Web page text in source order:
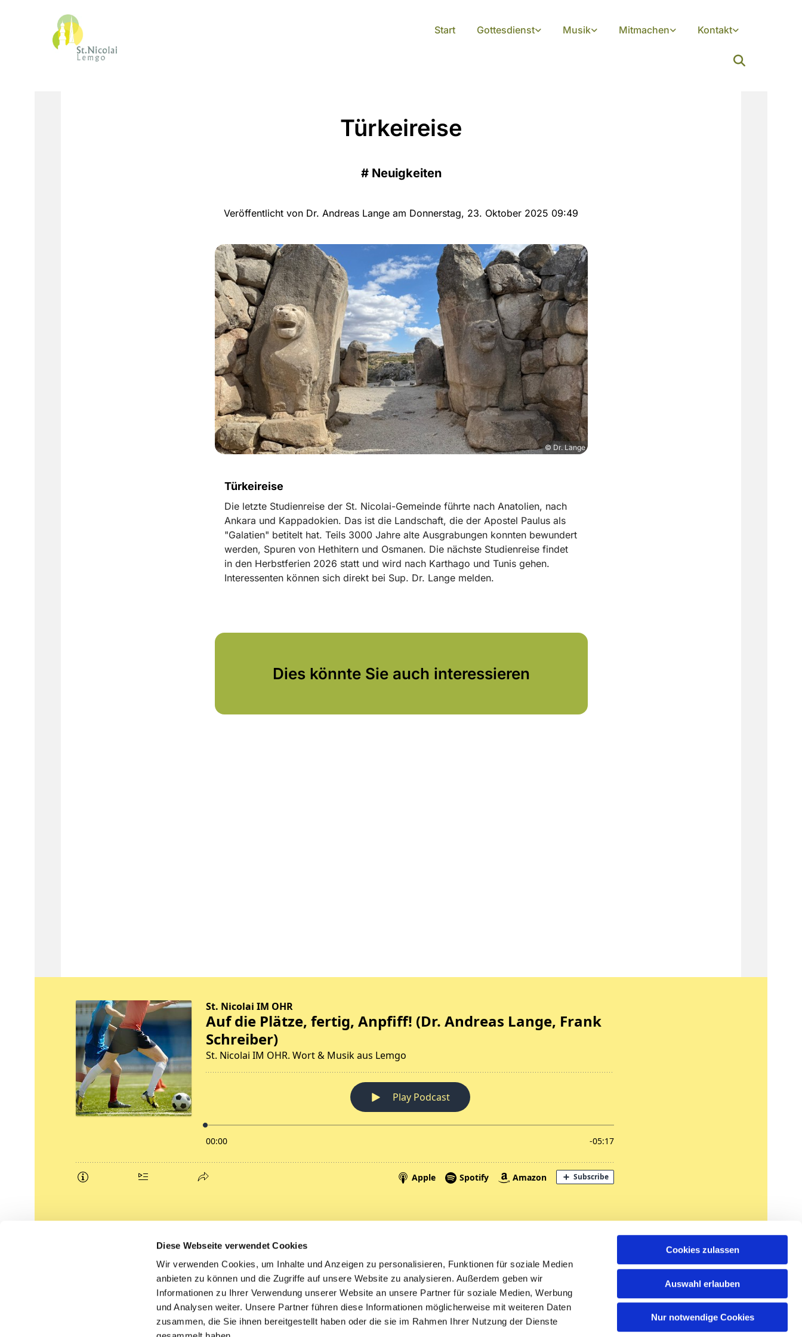
Diese Webseite verwendet Cookies
Wir verwenden Cookies, um Inhalte und Anzeigen zu personalisieren, Funktionen für soziale Medien
anbieten zu können und die Zugriffe auf unsere Website zu analysieren. Außerdem geben wir
Informationen zu Ihrer Verwendung unserer Website an unsere Partner für soziale Medien, Werbung
und Analysen weiter. Unsere Partner führen diese Informationen möglicherweise mit weiteren Daten
zusammen, die Sie ihnen bereitgestellt haben oder die sie im Rahmen Ihrer Nutzung der Dienste
Cookies zulassen
Auswahl erlauben
Nur notwendige Cookies
Start Gottesdienst Musik Mitmachen Kontakt
Türkeireise
# Neuigkeiten
Veröffentlicht von Dr. Andreas Lange am Donnerstag, 23. Oktober 2025 09:49
© Dr. Lange
Türkeireise
Die letzte Studienreise der St. Nicolai-Gemeinde führte nach Anatolien, nach
Ankara und Kappadokien. Das ist die Landschaft, die der Apostel Paulus als
"Galatien" betitelt hat. Teils 3000 Jahre alte Ausgrabungen konnten bewundert
werden, Spuren von Hethitern und Osmanen. Die nächste Studienreise findet
in den Herbstferien 2026 statt und wird nach Karthago und Tunis gehen.
Interessenten können sich direkt bei Sup. Dr. Lange melden.
Dies könnte Sie auch interessieren
Spenden
Tickets
Litauen
Mitglied werden